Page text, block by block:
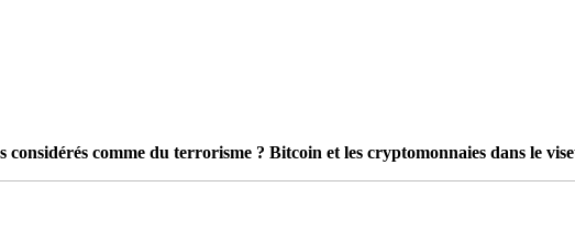
considérés comme du terrorisme ? Bitcoin et les cryptomonnaies dans le